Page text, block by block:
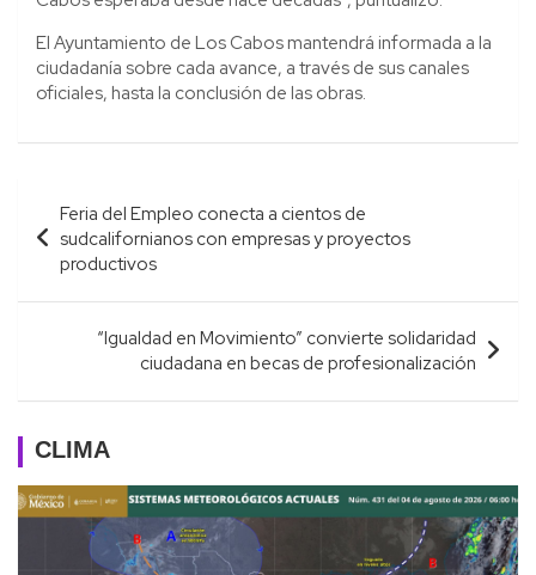
El Ayuntamiento de Los Cabos mantendrá informada a la
ciudadanía sobre cada avance, a través de sus canales
oficiales, hasta la conclusión de las obras.
Navegación
de
entradas
Feria del Empleo conecta a cientos de
sudcalifornianos con empresas y proyectos
productivos
“Igualdad en Movimiento” convierte solidaridad
ciudadana en becas de profesionalización
CLIMA